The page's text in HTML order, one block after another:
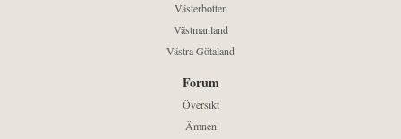
Västerbotten
Västmanland
Västra Götaland
Forum
Översikt
Ämnen